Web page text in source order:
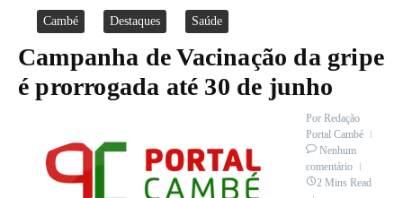
Cambé Destaques Saúde
Campanha de Vacinação da gripe
é prorrogada até 30 de junho
Por Redação
Portal Cambé
Nenhum
comentário
2 Mins Read